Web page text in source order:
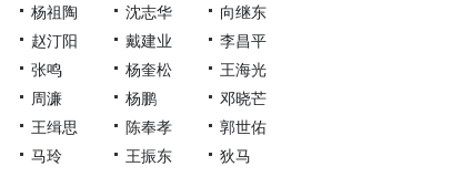
杨祖陶
沈志华
向继东
赵汀阳
戴建业
李昌平
张鸣
杨奎松
王海光
周濂
杨鹏
邓晓芒
王缉思
陈奉孝
郭世佑
马玲
王振东
狄马